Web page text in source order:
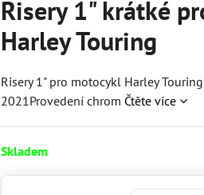
Risery 1" krátké
Harley Touring
Risery 1" pro motocykl Harley
2021Provedení chrom Čtěte více
Skladem